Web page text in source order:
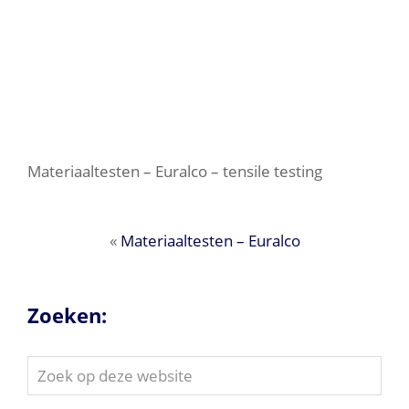
Materiaaltesten – Euralco – tensile testing
« Materiaaltesten – Euralco
Zoeken:
Zoek
op